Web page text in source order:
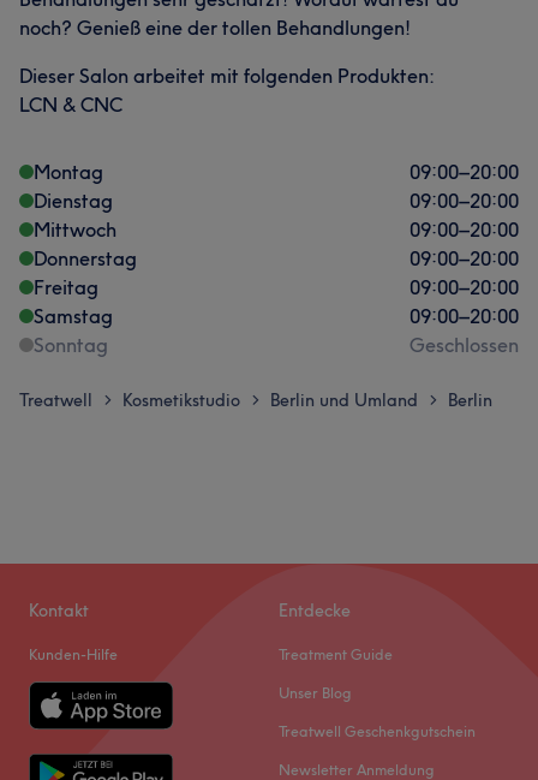
noch? Genieß eine der tollen Behandlungen!
Dieser Salon arbeitet mit folgenden Produkten:
LCN & CNC
Montag 09:00–20:00
Dienstag
09:00–20:00
Mittwoch
09:00–20:00
Donnerstag
09:00–20:00
Freitag
09:00–20:00
Samstag
09:00–20:00
Sonntag
Geschlossen
Treatwell > Kosmetikstudio > Berlin und Umland > Berlin
Kontakt
Kunden-Hilfe
Entdecke
Treatment Guide
Unser Blog
Treatwell Geschenkgutschein
Newsletter Anmeldung